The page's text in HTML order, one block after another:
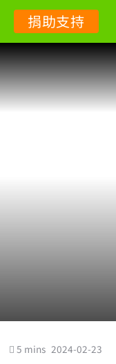
捐助支持
5 mins 2024-02-23